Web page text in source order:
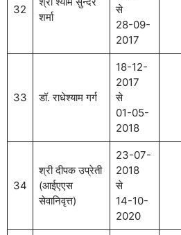
32
शर्मा
से
28-09-
2017
33 डॉ. राधेश्याम गर्ग
18-12-
2017
से
01-05-
2018
34
श्री दीपक उप्रेती
(आईएएस
सेवानिवृत्त)
23-07-
2018
से
14-10-
2020